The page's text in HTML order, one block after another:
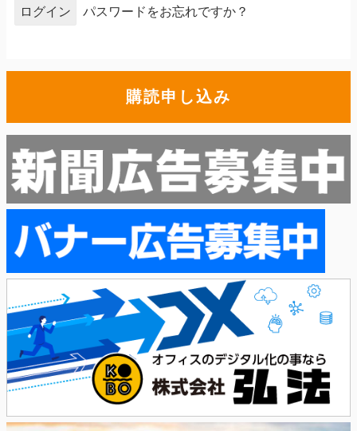
パスワードをお忘れですか？
購読申し込み